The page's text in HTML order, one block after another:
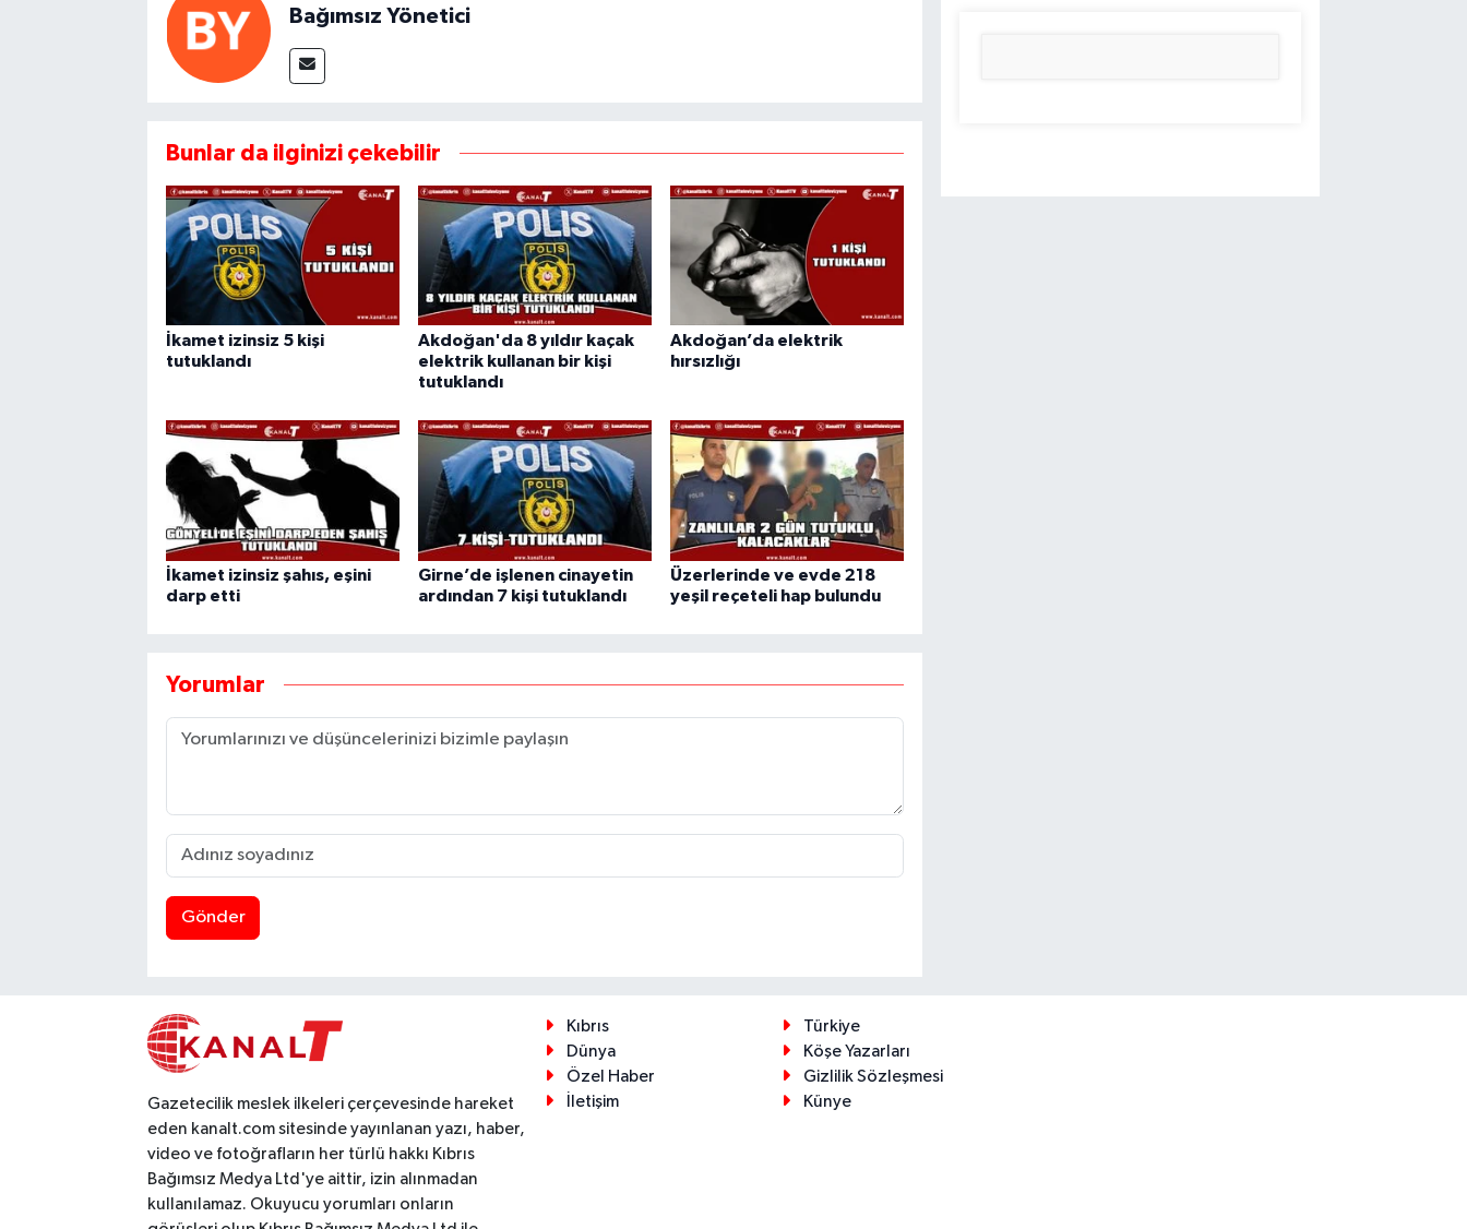
Bağımsız Yönetici
Bunlar da ilginizi çekebilir
İkamet izinsiz 5 kişi
tutuklandı
Akdoğan'da 8 yıldır kaçak
elektrik kullanan bir kişi
tutuklandı
Akdoğan’da elektrik
hırsızlığı
İkamet izinsiz şahıs, eşini
darp etti
Girne’de işlenen cinayetin
ardından 7 kişi tutuklandı
Üzerlerinde ve evde 218
yeşil reçeteli hap bulundu
Yorumlar
Gönder
Gazetecilik meslek ilkeleri çerçevesinde hareket
eden kanalt.com sitesinde yayınlanan yazı, haber,
video ve fotoğrafların her türlü hakkı Kıbrıs
Bağımsız Medya Ltd'ye aittir, izin alınmadan
kullanılamaz. Okuyucu yorumları onların
Kıbrıs
Türkiye
Dünya
Köşe Yazarları
Özel Haber
Gizlilik Sözleşmesi
İletişim
Künye